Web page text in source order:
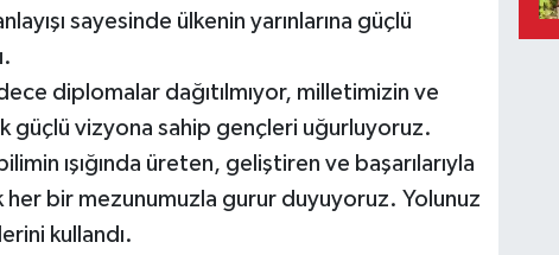
sayesinde ülkenin yarınlarına güçlü
diplomalar dağıtılmıyor, milletimizin ve
güçlü vizyona sahip gençleri uğurluyoruz.
ışığında üreten, geliştiren ve başarılarıyla
her bir mezunumuzla gurur duyuyoruz. Yolunuz
kullandı.